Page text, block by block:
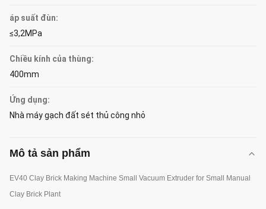
áp suất đùn:
≤3,2MPa
Chiều kính của thùng:
400mm
Ứng dụng:
Nhà máy gạch đất sét thủ công nhỏ
Mô tả sản phẩm
EV40 Clay Brick Making Machine Small Vacuum Extruder for Small Manual
Clay Brick Plant